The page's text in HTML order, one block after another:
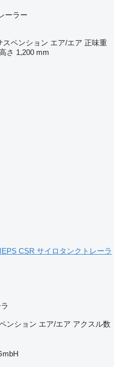
ーラー
スペンション エア/エア 正味重
さ 1,200 mm
CSR サイロタンクトレーラ
ンション エア/エア アクスル数